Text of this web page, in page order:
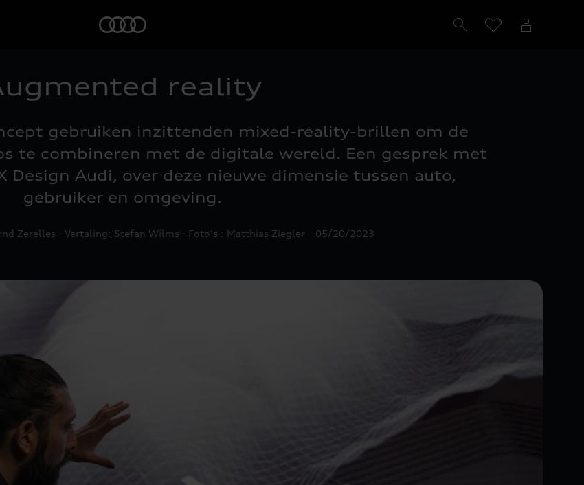
reality
gebruiken inzittenden mixed-reality-brillen om de
te combineren met de digitale wereld. Een gesprek met
Design Audi, over deze nieuwe dimensie tussen auto,
gebruiker en omgeving.
Zerelles - Vertaling: Stefan Wilms - Foto's : Matthias Ziegler – 05/20/2023